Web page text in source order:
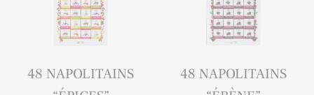
48 NAPOLITAINS
48 NAPOLITAINS